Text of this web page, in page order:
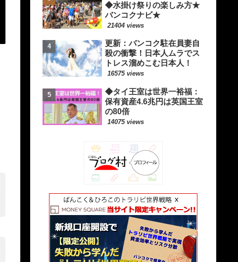
◆水掛け祭りの楽しみ方★
バンコクナビ★
21404 views
更新：バンコク駐在員妻自
殺の衝撃！日本人ムラでス
トレス溜めこむ日本人！
16575 views
◆タイ王室は世界一裕福：
保有資産4.6兆円は英国王室
の80倍
14075 views